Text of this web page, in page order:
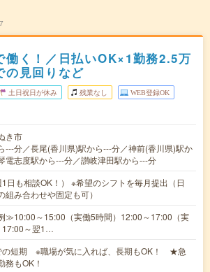
働く！／日払いOK×1勤務2.5万
の見回りなど
土日祝日が休み 残業なし WEB登録OK
き市
---分／長尾(香川県)駅から---分／神前(香川県)駅か
電志度駅から---分／讃岐津田駅から---分
日も相談OK！） ※希望のシフトを毎月提出（日
組み合わせや固定も可）
≫10:00～15:00（実働5時間）12:00～17:00（実
17:00～翌1…
の短期 ※職場が気に入れば、長期もOK！ ★急
務もOK！